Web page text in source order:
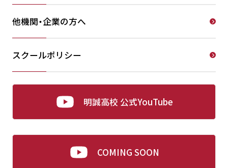
他機関・企業の方へ
スクールポリシー
明誠高校 公式YouTube
COMING SOON